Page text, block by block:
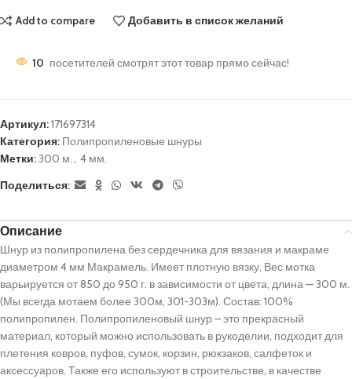
Add to compare Добавить в список желаний
10 посетителей смотрят этот товар прямо сейчас!
Артикул:171697314
Категория: Полипропиленовые шнуры
Метки:300 м., 4 мм.
Поделиться:
Описание
Шнур из полипропилена без сердечника для вязания и макраме
диаметром 4 мм Макрамель. Имеет плотную вязку, Вес мотка
варьируется от 850 до 950 г. в зависимости от цвета, длина — 300 м.
(Мы всегда мотаем более 300м, 301-303м). Состав: 100%
полипропилен. Полипропиленовый шнур – это прекрасный
материал, который можно использовать в рукоделии, подходит для
плетения ковров, пуфов, сумок, корзин, рюкзаков, салфеток и
аксессуаров. Также его используют в строительстве, в качестве